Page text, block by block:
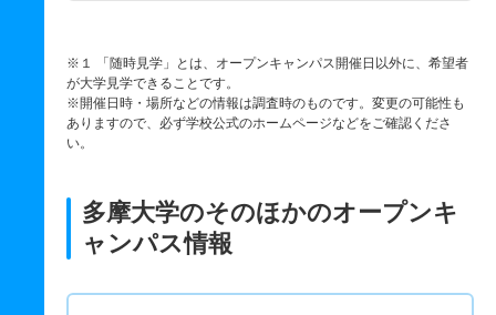
※１ 「随時見学」とは、オープンキャンパス開催日以外に、希望者
が大学見学できることです。
※開催日時・場所などの情報は調査時のものです。変更の可能性も
ありますので、必ず学校公式のホームページなどをご確認くださ
い。
多摩大学のそのほかのオープンキ
ャンパス情報